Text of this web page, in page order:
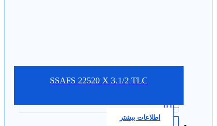
SSAFS 22520 X 3.1/2 TLC
0.0
اطلاعات بیشتر